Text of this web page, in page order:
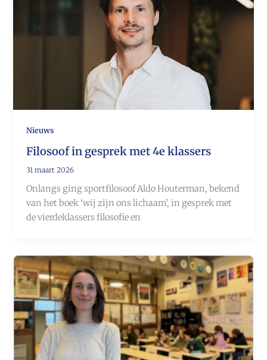
Nieuws
Filosoof in gesprek met 4e klassers
31 maart 2026
Onlangs ging sportfilosoof Aldo Houterman, bekend
van het boek ‘wij zijn ons lichaam’, in gesprek met
de vierdeklassers filosofie en